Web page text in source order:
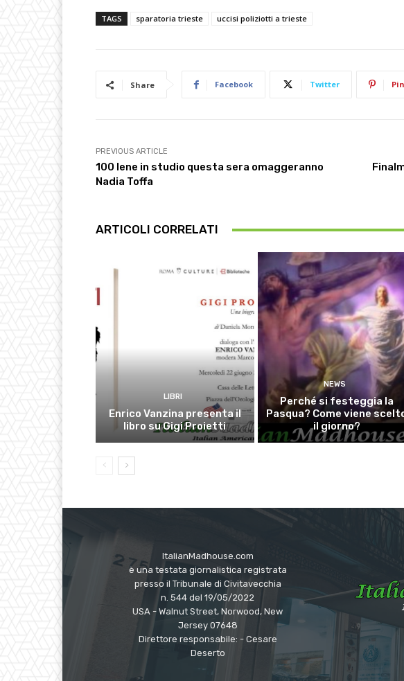
TAGS sparatoria trieste uccisi poliziotti a trieste
Share Facebook Twitter
PREVIOUS ARTICLE
100 Iene in studio questa sera omaggeranno
Nadia Toffa
ARTICOLI CORRELATI
LIBRI
Enrico Vanzina presenta il
libro su Gigi Proietti
NEWS
Perché si festeggia la
Pasqua? Come viene
il giorno?
ItalianMadhouse.com
è una testata giornalistica registrata
presso il Tribunale di Civitavecchia
n. 544 del 19/05/2022
USA - Walnut Street, Norwood, New
Jersey 07648
Direttore responsabile: - Cesare
Deserto